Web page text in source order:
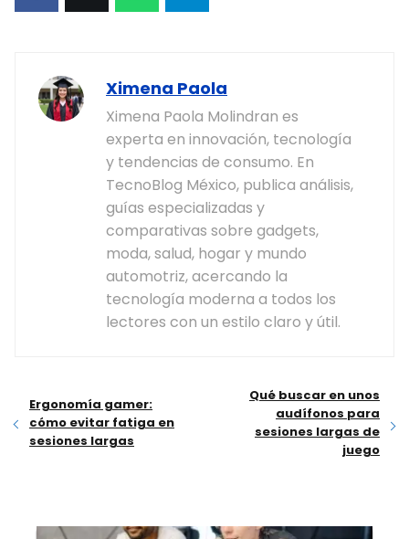
Ximena Paola
Ximena Paola Molindran es
experta en innovación, tecnología
y tendencias de consumo. En
TecnoBlog México, publica análisis,
guías especializadas y
comparativas sobre gadgets,
moda, salud, hogar y mundo
automotriz, acercando la
tecnología moderna a todos los
lectores con un estilo claro y útil.
Ergonomía gamer:
cómo evitar fatiga en
sesiones largas
Qué buscar en unos
audífonos para
sesiones largas de
juego